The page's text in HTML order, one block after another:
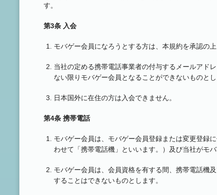
す。
第3条 入会
モバゲー会員になろうとする方は、本規約を承認の
当社の定める携帯電話事業者の付与するメールアド
ない限りモバゲー会員となることができないものと
日本国外に在住の方は入会できません。
第4条 携帯電話
モバゲー会員は、モバゲー会員登録または変更登録
わせて「携帯電話機」といいます。）及び当社がモ
モバゲー会員は、会員資格を有する間、携帯電話機
することはできないものとします。